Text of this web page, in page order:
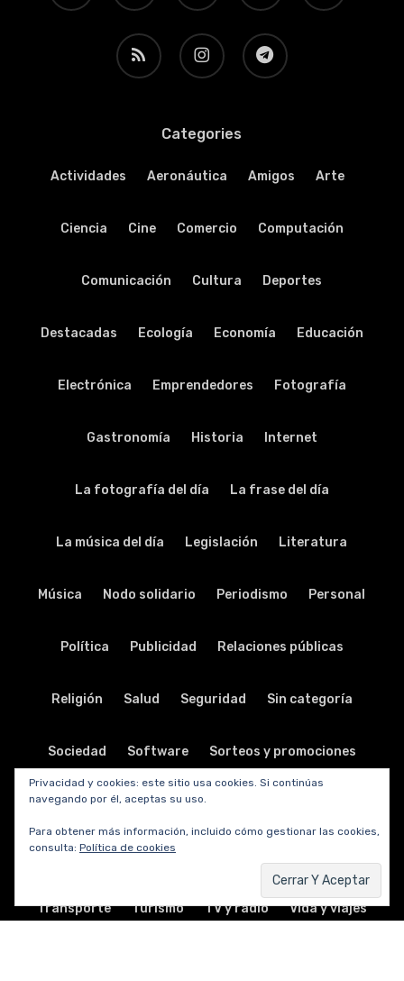
RSS instagram telegram
Categories
Actividades Aeronáutica Amigos Arte
Ciencia Cine Comercio Computación
Comunicación Cultura Deportes
Destacadas Ecología Economía Educación
Electrónica Emprendedores Fotografía
Gastronomía Historia Internet
La fotografía del día La frase del día
La música del día Legislación Literatura
Música Nodo solidario Periodismo Personal
Política Publicidad Relaciones públicas
Religión Salud Seguridad Sin categoría
Sociedad Software Sorteos y promociones
Tabletas Teatro
Telecomunicaciones
Transporte Turismo TV y radio Vida y viajes
Privacidad y cookies: este sitio usa cookies. Si continúas
navegando por él, aceptas su uso.
Para obtener más información, incluido cómo gestionar las cookies,
consulta: Política de cookies